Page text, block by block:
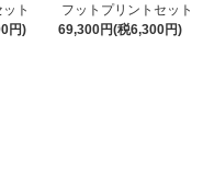
ト
円)
フットプリントセット
69,300円(税6,300円)